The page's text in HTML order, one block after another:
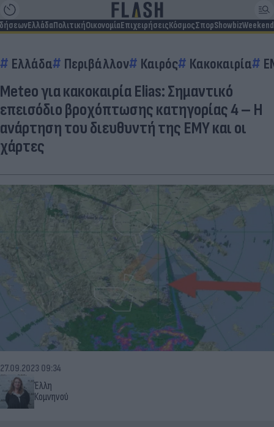
ΕλλάδαΠολιτικήΟικονομίαΕπιχειρήσειςΚόσμοςΣπορShowbizWeekend
Ελλάδα Περιβάλλον Καιρός Κακοκαιρία
Meteo για κακοκαιρία Elias: Σημαντικό
επεισόδιο βροχόπτωσης κατηγορίας 4 – Η
ανάρτηση του διευθυντή της ΕΜΥ και οι
χάρτες
Έλλη
Κομνηνού
27.09.2023 09:34